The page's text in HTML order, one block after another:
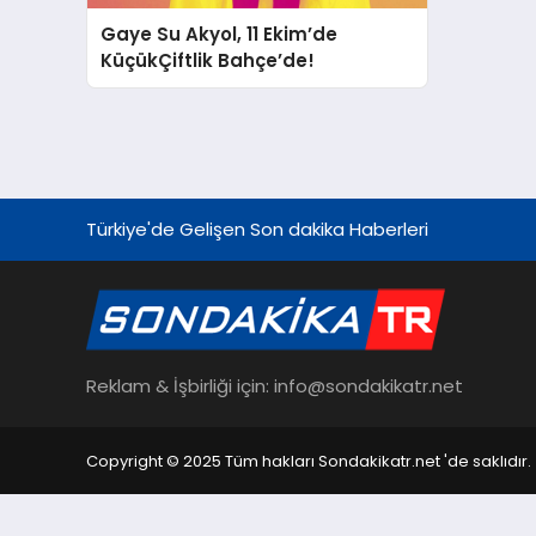
Gaye Su Akyol, 11 Ekim’de
KüçükÇiftlik Bahçe’de!
Türkiye'de Gelişen Son dakika Haberleri
Reklam & İşbirliği için: info@sondakikatr.net
Copyright © 2025 Tüm hakları Sondakikatr.net 'de saklıdır.